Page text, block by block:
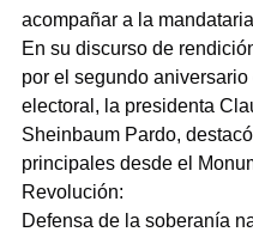
acompañar a la
En su discurso de
por el segundo aniversario
electoral, la presidenta
Sheinbaum Pardo,
principales desde el
Revolución:
Defensa de la soberanía